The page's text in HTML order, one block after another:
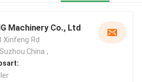
Machinery Co., Ltd
Xinfeng Rd
,